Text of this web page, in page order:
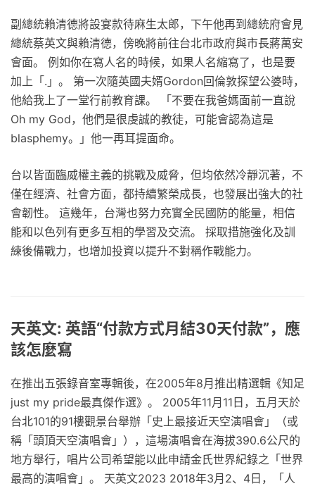
副總統賴清德將設宴款待麻生太郎，下午他再到總統府會見
總統蔡英文與賴清德，傍晚將前往台北市政府與市長蔣萬安
會面。 例如你在寫人名的時候，如果人名縮寫了，也是要
加上「.」。 第一次隨英國夫婿Gordon回倫敦探望公婆時，
他給我上了一堂行前教育課。 「不要在我爸媽面前一直說
Oh my God，他們是很虔誠的教徒，可能會認為這是
blasphemy。」他一再耳提面命。
台以皆面臨威權主義的挑戰及威脅，但均依然冷靜沉著，不
僅在經濟、社會方面，都持續繁榮成長，也發展出強大的社
會韌性。 這幾年，台灣也努力充實全民國防的能量，相信
能和以色列有更多互相的學習及交流。 採取措施強化及訓
練後備戰力，也增加投資以提升不對稱作戰能力。
天英文: 英語“付款方式月結30天付款”，應
該怎麼寫
在推出五張錄音室專輯後，在2005年8月推出精選輯《知足
just my pride最真傑作選》。 2005年11月11日，五月天於
台北101的91樓觀景台舉辦「史上最接近天空演唱會」（或
稱「頭頂天空演唱會」），這場演唱會在海拔390.6公尺的
地方舉行，唱片公司希望能以此申請金氏世界紀錄之「世界
最高的演唱會」。 天英文2023 2018年3月2、4日，「人